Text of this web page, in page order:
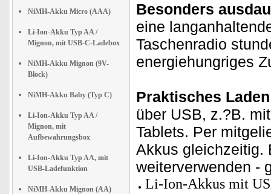
NiMH-Akku Micro (AAA)
Li-Ion-Akku Typ AA /
Mignon, mit USB-C-Ladebox
NiMH-Akku Mignon (9V-
Block)
NiMH-Akku Baby (Typ C)
Li-Ion-Akku Typ AA /
Mignon, mit
Aufbewahrungsbox
Li-Ion-Akku Typ AA, mit
USB-Ladefunktion
NiMH-Akku Mignon (AA)
Besonders
eine
Taschenradio
energiehungriges
Praktisches
über USB, z.?B.
Tablets. Per
Akkus gleichzeitig.
weiterverwenden -
Li-Ion-Akkus mit